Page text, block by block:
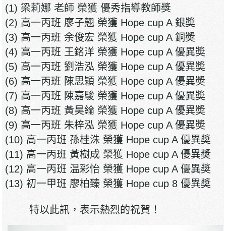
(1) 梁莉娜 老師 榮獲 優秀指導教師獎
(2) 高一丙班 廖子翹 榮獲 Hope cup A 銀奬
(3) 高一丙班 余俊宏 榮獲 Hope cup A 銅奬
(4) 高一丙班 王銘洋 榮獲 Hope cup A 優異奬
(5) 高一丙班 劉浩泓 榮獲 Hope cup A 優異奬
(6) 高一丙班 陳思穎 榮獲 Hope cup A 優異奬
(7) 高一丙班 陳嘉駿 榮獲 Hope cup A 優異奬
(8) 高一丙班 黃昊綸 榮獲 Hope cup A 優異奬
(9) 高一丙班 朱梓泓 榮獲 Hope cup A 優異奬
(10) 高一丙班 孫桂洙 榮獲 Hope cup A 優異奬
(11) 高一丙班 黃樹成 榮獲 Hope cup A 優異奬
(12) 高一丙班 温彩怡 榮獲 Hope cup A 優異奬
(13) 初一甲班 廖柏臻 榮獲 Hope cup 8 優異奬
特以此訊，表示熱烈的祝賀！